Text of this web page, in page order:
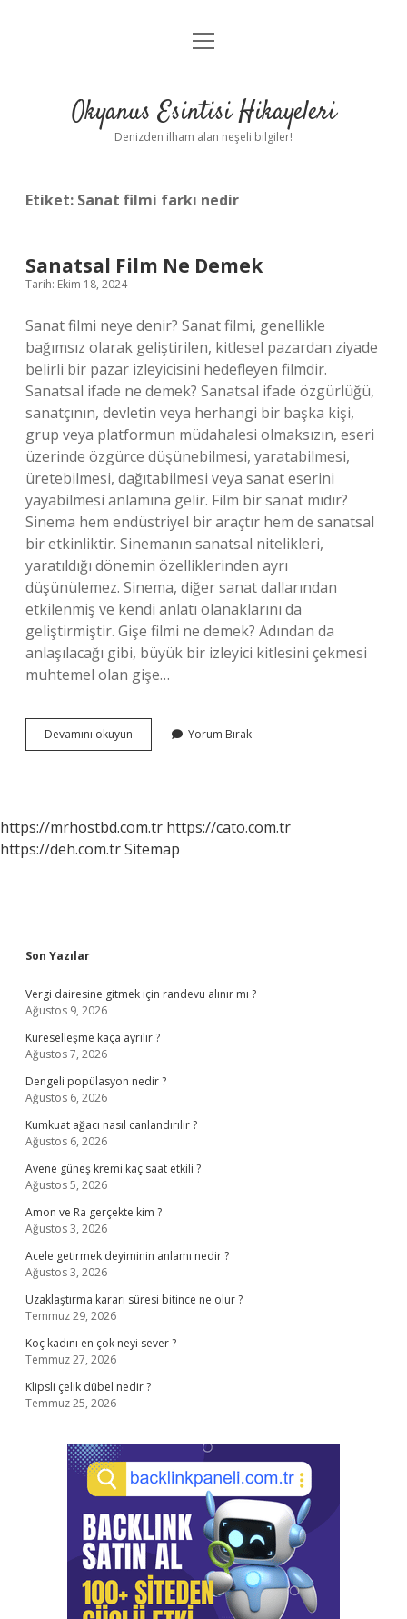
Anasayfa
Yasal Uyarı
menüyü
Okyanus Esintisi Hikayeleri
Denizden ilham alan neşeli bilgiler!
Etiket: Sanat filmi farkı nedir
Sanatsal Film Ne Demek
Tarih: Ekim 18, 2024
Sanat filmi neye denir? Sanat filmi, genellikle
bağımsız olarak geliştirilen, kitlesel pazardan ziyade
belirli bir pazar izleyicisini hedefleyen filmdir.
Sanatsal ifade ne demek? Sanatsal ifade özgürlüğü,
sanatçının, devletin veya herhangi bir başka kişi,
grup veya platformun müdahalesi olmaksızın, eseri
üzerinde özgürce düşünebilmesi, yaratabilmesi,
üretebilmesi, dağıtabilmesi veya sanat eserini
yayabilmesi anlamına gelir. Film bir sanat mıdır?
Sinema hem endüstriyel bir araçtır hem de sanatsal
bir etkinliktir. Sinemanın sanatsal nitelikleri,
yaratıldığı dönemin özelliklerinden ayrı
düşünülemez. Sinema, diğer sanat dallarından
etkilenmiş ve kendi anlatı olanaklarını da
geliştirmiştir. Gişe filmi ne demek? Adından da
anlaşılacağı gibi, büyük bir izleyici kitlesini çekmesi
muhtemel olan gişe…
Devamını okuyun Sanatsal
Film
Yorum Bırak
https://mrhostbd.com.tr https://cato.com.tr
https://deh.com.trSitemap
Sidebar
Son Yazılar
Vergi dairesine gitmek için randevu alınır mı ?
Ağustos 9, 2026
Küreselleşme kaça ayrılır ?
Ağustos 7, 2026
Dengeli popülasyon nedir ?
Ağustos 6, 2026
Kumkuat ağacı nasıl canlandırılır ?
Ağustos 6, 2026
Avene güneş kremi kaç saat etkili ?
Ağustos 5, 2026
Amon ve Ra gerçekte kim ?
Ağustos 3, 2026
Acele getirmek deyiminin anlamı nedir ?
Ağustos 3, 2026
Uzaklaştırma kararı süresi bitince ne olur ?
Temmuz 29, 2026
Koç kadını en çok neyi sever ?
Temmuz 27, 2026
Klipsli çelik dübel nedir ?
Temmuz 25, 2026